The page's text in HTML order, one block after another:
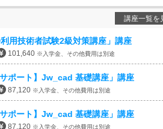
講座一覧を
用技術者試験2級対策講座」講座
101,640 ※入学金、その他費用は別途
ポート】Jw_cad 基礎講座」講座
87,120 ※入学金、その他費用は別途
ポート】Jw_cad 基礎講座」講座
87,120 ※入学金、その他費用は別途